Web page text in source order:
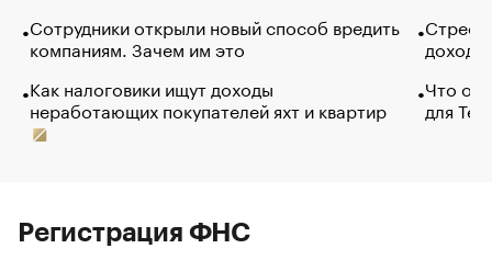
Сотрудники открыли новый способ вредить
компаниям. Зачем им это
Как налоговики ищут доходы
неработающих покупателей яхт и квартир
Что
для
Регистрация ФНС